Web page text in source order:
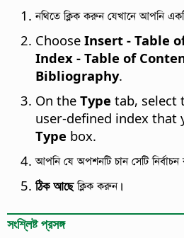
নথিতে ক্লিক করুন যেখানে আপনি
Choose Insert - Table
Index - Table of
Bibliography.
On the Type tab, select
user-defined index that
Type box.
আপনি যে অপশনটি চান সেটি
ঠিক আছেক্লিক করুন।
সংশ্লিষ্ট প্রসঙ্গ